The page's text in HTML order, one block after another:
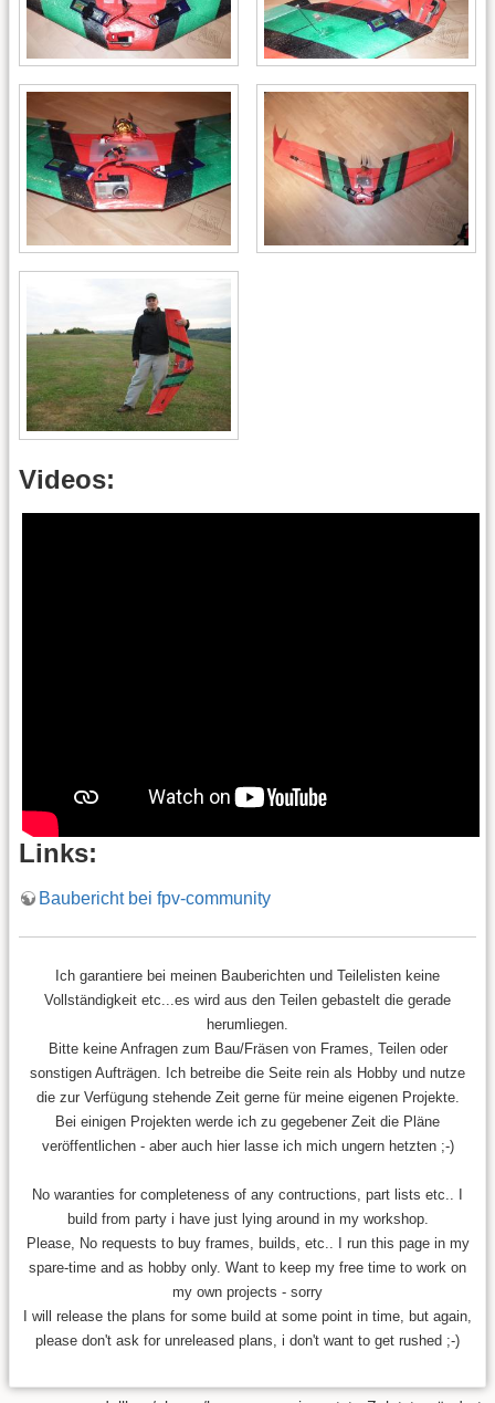
Videos:
Links:
Baubericht bei fpv-community
Ich garantiere bei meinen Bauberichten und Teilelisten keine
Vollständigkeit etc...es wird aus den Teilen gebastelt die gerade
herumliegen.
Bitte keine Anfragen zum Bau/Fräsen von Frames, Teilen oder
sonstigen Aufträgen. Ich betreibe die Seite rein als Hobby und nutze
die zur Verfügung stehende Zeit gerne für meine eigenen Projekte.
Bei einigen Projekten werde ich zu gegebener Zeit die Pläne
veröffentlichen - aber auch hier lasse ich mich ungern hetzten ;-)
No waranties for completeness of any contructions, part lists etc.. I
build from party i have just lying around in my workshop.
Please, No requests to buy frames, builds, etc.. I run this page in my
spare-time and as hobby only. Want to keep my free time to work on
my own projects - sorry
I will release the plans for some build at some point in time, but again,
please don't ask for unreleased plans, i don't want to get rushed ;-)